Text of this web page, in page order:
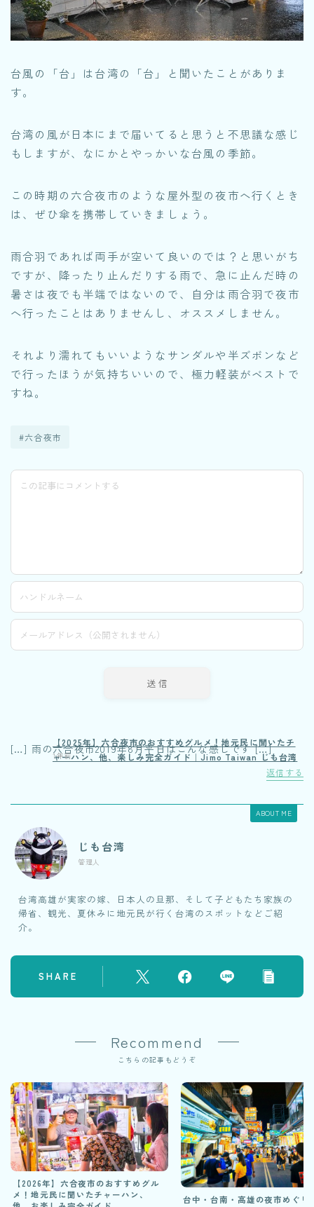
台風の「台」は台湾の「台」と聞いたことがありま
す。
台湾の風が日本にまで届いてると思うと不思議な感じ
もしますが、なにかとやっかいな台風の季節。
この時期の六合夜市のような屋外型の夜市へ行くとき
は、ぜひ傘を携帯していきましょう。
雨合羽であれば両手が空いて良いのでは？と思いがち
ですが、降ったり止んだりする雨で、急に止んだ時の
暑さは夜でも半端ではないので、自分は雨合羽で夜市
へ行ったことはありませんし、オススメしません。
それより濡れてもいいようなサンダルや半ズボンなど
で行ったほうが気持ちいいので、極力軽装がベストで
すね。
#六合夜市
【2025年】六合夜市のおすすめグルメ！地元民に聞いたチ
ャーハン、他、楽しみ完全ガイド｜Jimo Taiwan じも台湾
1年前
[…] 雨の六合夜市2019年8月平日はこんな感じです […]
返信する
ABOUT ME
じも台湾
管理人
台湾高雄が実家の嫁、日本人の旦那、そして子どもたち家族の
帰省、観光、夏休みに地元民が行く台湾のスポットなどご紹
介。
SHARE
Recommend
こちらの記事もどうぞ
【2026年】六合夜市のおすすめグル
メ！地元民に聞いたチャーハン、
台中・台南・高雄の夜市めぐり